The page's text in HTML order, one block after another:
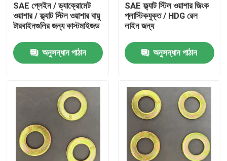
আমাদের সম্পর্কে
SAE প্লেইন / ড্যাক্রোমেট
ওয়াশার / ফ্ল্যাট স্টিল ওয়াশার বায়ু
টারবাইনগুলির জন্য কাস্টমাইজড
অনুসন্ধান পাঠান
SAE ফ্ল্যাট স্টিল ওয়াশার জিংক
প্লাস্টিকযুক্ত / HDG রেল
লাইন জন্য
অনুসন্ধান পাঠান